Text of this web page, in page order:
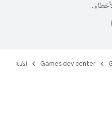
Games dev center الأدلة